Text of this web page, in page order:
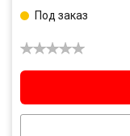
Под заказ